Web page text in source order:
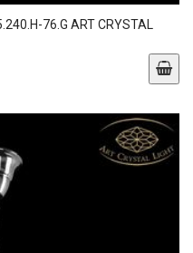
76.G ART CRYSTAL